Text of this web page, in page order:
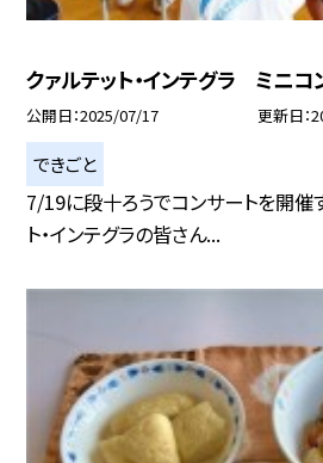
クァルテット・インテグラ ミニコ
公開日 2025/07/17 更新日
できごと
7/19に段十ろうでコンサートを開催
ト・インテグラの皆さん...